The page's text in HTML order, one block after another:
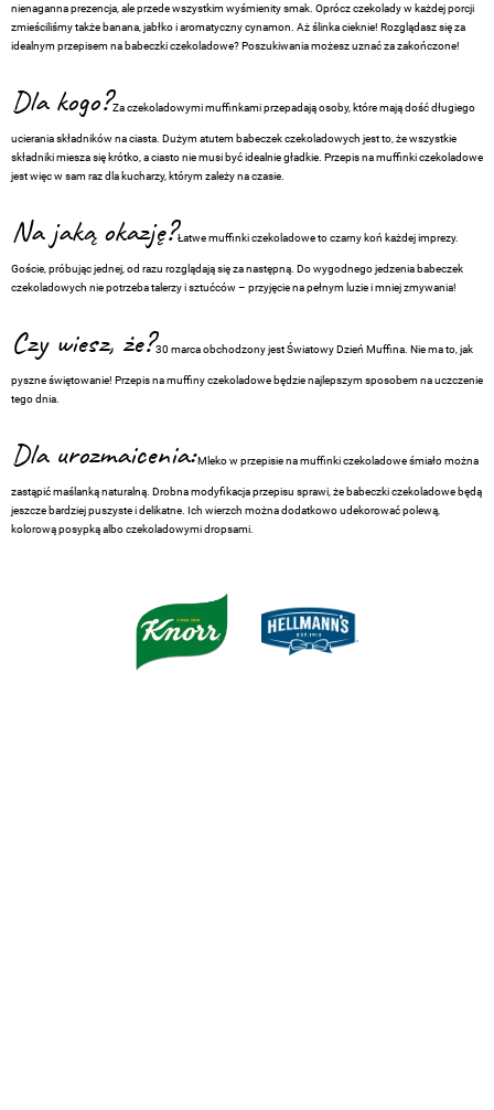
nienaganna prezencja, ale przede wszystkim wyśmienity smak. Oprócz czekolady w każdej porcji
zmieściliśmy także banana, jabłko i aromatyczny cynamon. Aż ślinka cieknie! Rozglądasz się za
idealnym przepisem na babeczki czekoladowe? Poszukiwania możesz uznać za zakończone!
Dla kogo?Za czekoladowymi muffinkami przepadają osoby, które mają dość długiego
ucierania składników na ciasta. Dużym atutem babeczek czekoladowych jest to, że wszystkie
składniki miesza się krótko, a ciasto nie musi być idealnie gładkie. Przepis na muffinki czekoladowe
jest więc w sam raz dla kucharzy, którym zależy na czasie.
Na jaką okazję?Łatwe muffinki czekoladowe to czarny koń każdej imprezy.
Goście, próbując jednej, od razu rozglądają się za następną. Do wygodnego jedzenia babeczek
czekoladowych nie potrzeba talerzy i sztućców – przyjęcie na pełnym luzie i mniej zmywania!
Czy wiesz, że?30 marca obchodzony jest Światowy Dzień Muffina. Nie ma to, jak
pyszne świętowanie! Przepis na muffiny czekoladowe będzie najlepszym sposobem na uczczenie
tego dnia.
Dla urozmaicenia:Mleko w przepisie na muffinki czekoladowe śmiało można
zastąpić maślanką naturalną. Drobna modyfikacja przepisu sprawi, że babeczki czekoladowe będą
jeszcze bardziej puszyste i delikatne. Ich wierzch można dodatkowo udekorować polewą,
kolorową posypką albo czekoladowymi dropsami.